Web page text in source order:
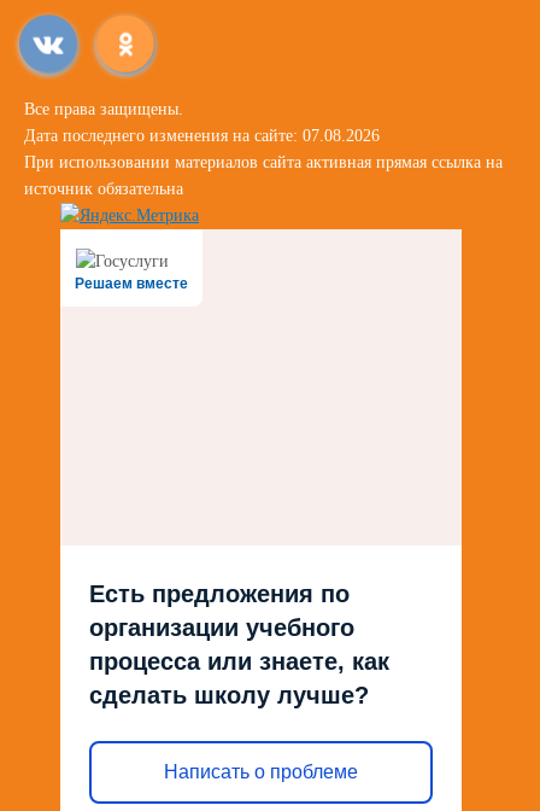
Все права защищены.
Дата последнего изменения на сайте: 07.08.2026
При использовании материалов сайта активная прямая ссылка на
источник обязательна
Решаем вместе
Есть предложения по
организации учебного
процесса или знаете, как
сделать школу лучше?
Написать о проблеме